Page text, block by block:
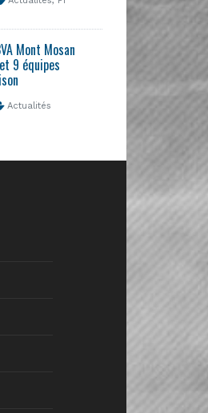
Mont Mosan
9 équipes
Actualités